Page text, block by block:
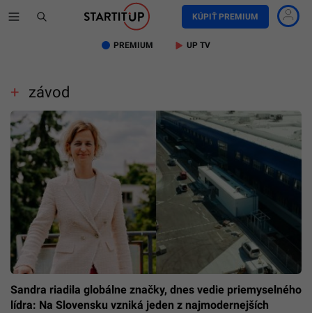
KÚPIŤ PREMIUM
PREMIUM UP TV
závod
Sandra riadila globálne značky, dnes vedie priemyselného
lídra: Na Slovensku vzniká jeden z najmodernejších